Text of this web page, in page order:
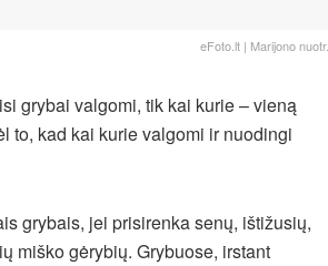
eFoto.lt | Marijono nuotr.
grybai valgomi, tik kai kurie – vieną
to, kad kai kurie valgomi ir nuodingi
grybais, jei prisirenka senų, ištižusių,
miško gėrybių. Grybuose, irstant